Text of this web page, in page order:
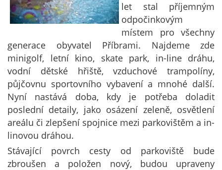
let stal příjemným
odpočinkovým
místem pro všechny
generace obyvatel Příbrami. Najdeme zde
minigolf, letní kino, skate park, in-line dráhu,
vodní dětské hřiště, vzduchové trampolíny,
půjčovnu sportovního vybavení a mnohé další.
Nyní nastává doba, kdy je potřeba doladit
poslední detaily, jako osázení zeleně, osvětlení
areálu či zlepšení spojnice mezi parkovištěm a in-
linovou dráhou.
Stávající povrch cesty od parkoviště bude
zbroušen a položen nový, budou upraveny